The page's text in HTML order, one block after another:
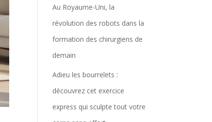
Au Royaume-Uni, la
révolution des robots dans la
formation des chirurgiens de
demain
Adieu les bourrelets :
découvrez cet exercice
express qui sculpte tout votre